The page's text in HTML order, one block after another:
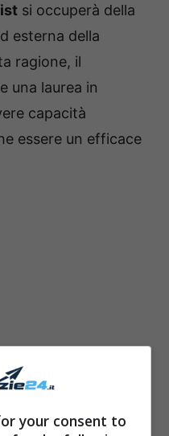
si occuperà della
esterna della
ragione, il
una laurea in
capacità
essere un efficace
your consent to